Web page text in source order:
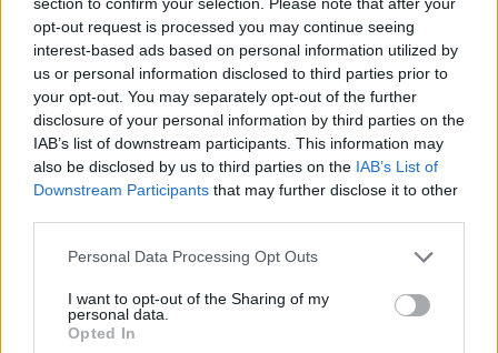
opt-out request is processed you may continue seeing
interest-based ads based on personal information utilized by
us or personal information disclosed to third parties prior to
your opt-out. You may separately opt-out of the further
disclosure of your personal information by third parties on the
IAB’s list of downstream participants. This information may
also be disclosed by us to third parties on the IAB’s List of
Downstream Participants that may further disclose it to other
Personal Data Processing Opt Outs
I want to opt-out of the Sharing of my
personal data.
Opted In
Veprimi i Ernest Muçit,
reagon presidenti i
Trabzonsporit: Më preku
Hetimet për vrasjen e
Edmond Sulës, kontrolle
në Bërxullë dhe